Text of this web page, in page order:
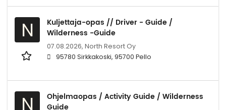
N
Kuljettaja-opas // Driver - Guide /
Wilderness -Guide
07.08.2026, North Resort Oy
95780 Sirkkakoski, 95700 Pello
N
Ohjelmaopas / Activity Guide / Wilderness
Guide